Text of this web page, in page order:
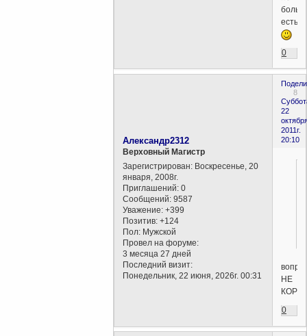
есть!
0
8
22
2011г.
20:10
Александр2312
Верховный Магистр
Зарегистрирован: Воскресенье, 20
января, 2008г.
Приглашений: 0
Сообщений: 9587
Уважение: +399
Позитив: +124
Пол: Мужской
Провел на форуме:
3 месяца 27 дней
Последний визит:
Понедельник, 22 июня, 2026г. 00:31
НЕ
0